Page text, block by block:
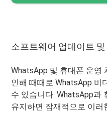
소프트웨어 업데이트 및
WhatsApp 및 휴대폰 운영
인해 때때로 WhatsApp 비
수 있습니다. WhatsApp과
유지하면 잠재적으로 이러